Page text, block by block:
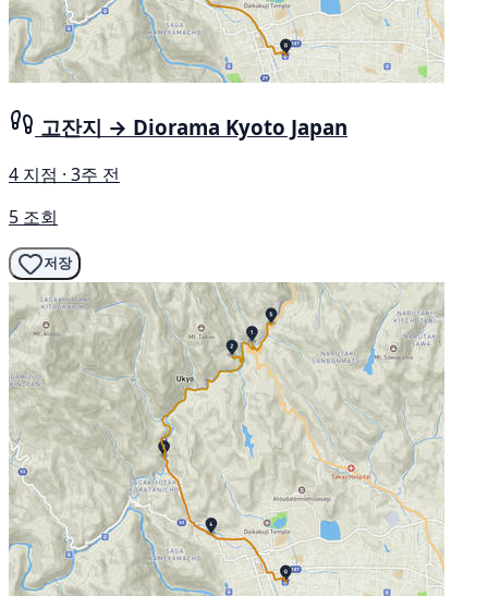
고잔지 → Diorama Kyoto Japan
4 지점 · 3주 전
5 조회
저장